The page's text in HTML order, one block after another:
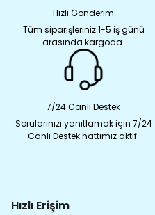
Hızlı Gönderim
Tüm siparişleriniz 1-5 iş günü
arasında kargoda.
7/24 Canlı Destek
Sorularınızı yanıtlamak için 7/24
Canlı Destek hattımız aktif.
Hızlı Erişim